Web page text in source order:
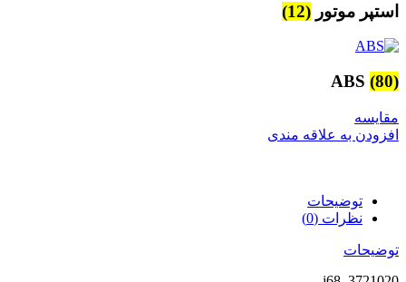
استپر موتور (12)
ABS (80)
مقایسه
افزودن به علاقه مندی
توضیحات
نظرات (0)
توضیحات